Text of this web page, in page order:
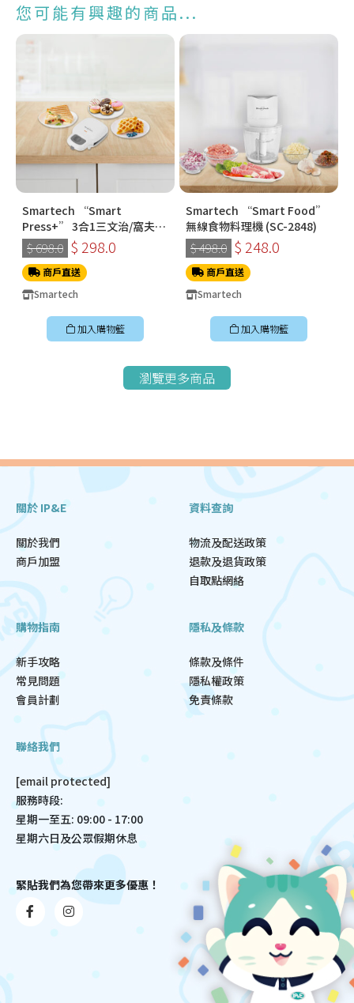
您可能有興趣的商品...
Smartech “Smart
Press+” 3合1三文治/窩夫/
冬甩機 SM-2228
$ 698.0 $ 298.0
商戶直送
Smartech
加入購物籃
Smartech “Smart Food”
無線食物料理機 (SC-2848)
$ 498.0 $ 248.0
商戶直送
Smartech
加入購物籃
瀏覽更多商品
關於 IP&E
關於我們
商戶加盟
資料查詢
物流及配送政策
退款及退貨政策
自取點網絡
購物指南
新手攻略
常見問題
會員計劃
隱私及條款
條款及條件
隱私權政策
免責條款
聯絡我們
[email protected]
服務時段:
星期一至五: 09:00 - 17:00
星期六日及公眾假期休息
緊貼我們為您帶來更多優惠！